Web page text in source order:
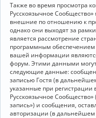
Также во время просмотра
Русскоязычное
внешние по отношению к
однако они выходят за
является рассмотрение
программным
вашей информации
форум. Этими данными
следующие данные:
записью Гостя (в
указанные при регистрации
Русскоязычное
запись») и сообщения,
авторизации (в